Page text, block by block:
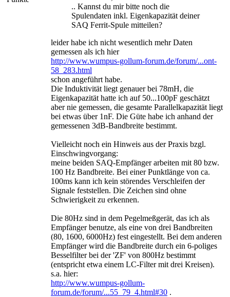
.. Kannst du mir bitte noch die
Spulendaten inkl. Eigenkapazität deiner
SAQ Ferrit-Spule mitteilen?
leider habe ich nicht wesentlich mehr Daten
gemessen als ich hier
http://www.wumpus-gollum-forum.de/forum/...ont-
58_283.html
schon angeführt habe.
Die Induktivität liegt genauer bei 78mH, die
Eigenkapazität hatte ich auf 50...100pF geschätzt
aber nie gemessen, die gesamte Parallelkapazität liegt
bei etwas über 1nF. Die Güte habe ich anhand der
gemessenen 3dB-Bandbreite bestimmt.
Vielleicht noch ein Hinweis aus der Praxis bzgl.
Einschwingvorgang:
meine beiden SAQ-Empfänger arbeiten mit 80 bzw.
100 Hz Bandbreite. Bei einer Punktlänge von ca.
100ms kann ich kein störendes Verschleifen der
Signale feststellen. Die Zeichen sind ohne
Schwierigkeit zu erkennen.
Die 80Hz sind in dem Pegelmeßgerät, das ich als
Empfänger benutze, als eine von drei Bandbreiten
(80, 1600, 6000Hz) fest eingestellt. Bei dem anderen
Empfänger wird die Bandbreite durch ein 6-poliges
Besselfilter bei der 'ZF' von 800Hz bestimmt
(entspricht etwa einem LC-Filter mit drei Kreisen).
s.a. hier:
http://www.wumpus-gollum-
forum.de/forum/...55_79_4.html#30 .